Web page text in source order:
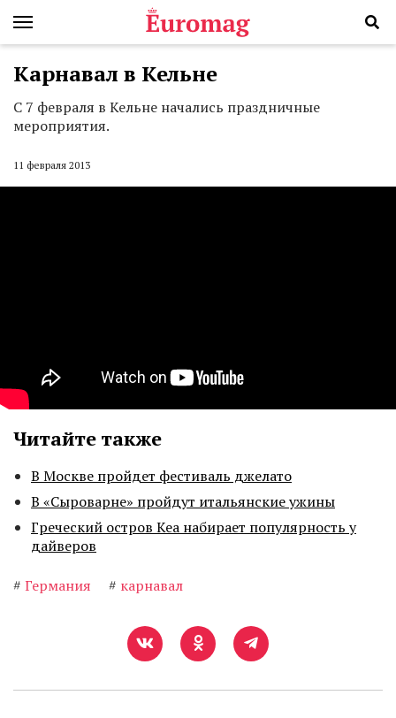
Карнавал в Кельне
С 7 февраля в Кельне начались праздничные
мероприятия.
11 февраля 2013
Читайте также
В Москве пройдет фестиваль джелато
В «Сыроварне» пройдут итальянские ужины
Греческий остров Кеа набирает популярность у
дайверов
# Германия # карнавал